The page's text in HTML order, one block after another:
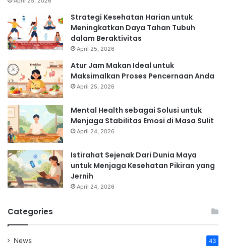
Strategi Kesehatan Harian untuk
Meningkatkan Daya Tahan Tubuh
dalam Beraktivitas
April 25, 2026
Atur Jam Makan Ideal untuk
Maksimalkan Proses Pencernaan Anda
April 25, 2026
Mental Health sebagai Solusi untuk
Menjaga Stabilitas Emosi di Masa Sulit
April 24, 2026
Istirahat Sejenak Dari Dunia Maya
untuk Menjaga Kesehatan Pikiran yang
Jernih
April 24, 2026
Categories
News 43